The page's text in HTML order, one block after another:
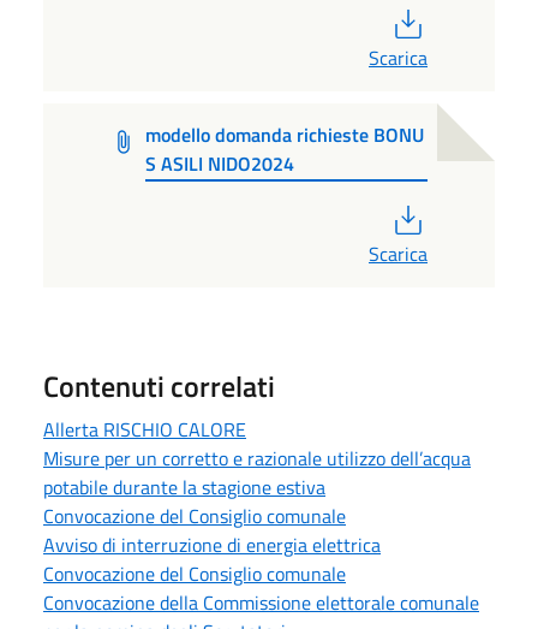
Scarica
modello domanda richieste BONU
S ASILI NIDO2024
Scarica
Contenuti correlati
Allerta RISCHIO CALORE
Misure per un corretto e razionale utilizzo dell’acqua
potabile durante la stagione estiva
Convocazione del Consiglio comunale
Avviso di interruzione di energia elettrica
Convocazione del Consiglio comunale
Convocazione della Commissione elettorale comunale